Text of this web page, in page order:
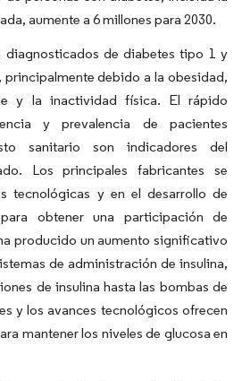
aumente a 6 millones para 2030.
diagnosticados de diabetes tipo 1 y
debido a la obesidad,
y la inactividad física. El rápido
y prevalencia de pacientes
sanitario son indicadores del
Los principales fabricantes se
tecnológicas y en el desarrollo de
obtener una participación de
producido un aumento significativo
de administración de insulina,
de insulina hasta las bombas de
y los avances tecnológicos ofrecen
mantener los niveles de glucosa en